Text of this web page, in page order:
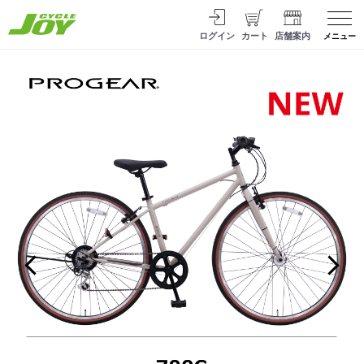
ログイン カート 店舗案内 メニュー